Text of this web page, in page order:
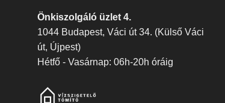
Önkiszolgáló üzlet 4.
1044 Budapest, Váci út 34. (Külső Váci
út, Újpest)
Hétfő - Vasárnap: 06h-20h óráig